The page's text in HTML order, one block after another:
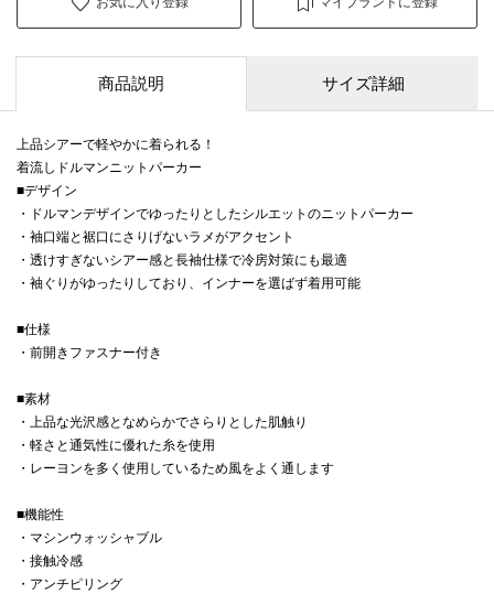
商品説明 サイズ詳細
上品シアーで軽やかに着られる！
着流しドルマンニットパーカー
■デザイン
・ドルマンデザインでゆったりとしたシルエットのニットパーカー
・袖口端と裾口にさりげないラメがアクセント
・透けすぎないシアー感と長袖仕様で冷房対策にも最適
・袖ぐりがゆったりしており、インナーを選ばず着用可能
■仕様
・前開きファスナー付き
■素材
・上品な光沢感となめらかでさらりとした肌触り
・軽さと通気性に優れた糸を使用
・レーヨンを多く使用しているため風をよく通します
■機能性
・マシンウォッシャブル
・接触冷感
・アンチピリング